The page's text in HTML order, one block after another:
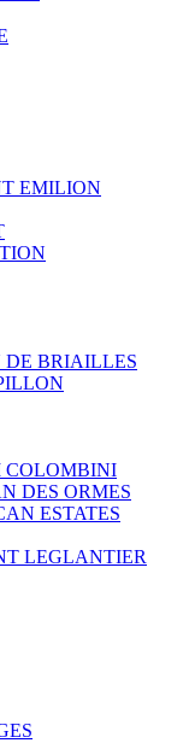
EMILION
BRIAILLES
COLOMBINI
DES ORMES
ESTATES
LEGLANTIER